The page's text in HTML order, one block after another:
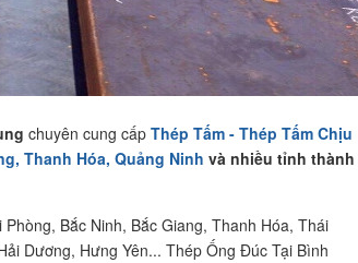
chuyên cung cấp Thép Tấm - Thép Tấm Chịu
Thanh Hóa, Quảng Ninh và nhiều tỉnh thành
Phòng, Bắc Ninh, Bắc Giang, Thanh Hóa, Thái
Dương, Hưng Yên... Thép Ống Đúc Tại Bình